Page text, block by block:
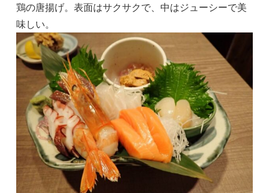
鶏の唐揚げ。表面はサクサクで、中はジューシーで美
味しい。